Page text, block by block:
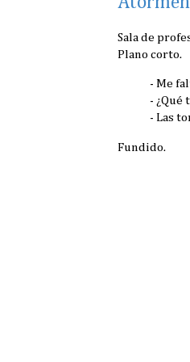
Sala de
Plano corto.
- Me
- ¿Qué
- Las
Fundido.